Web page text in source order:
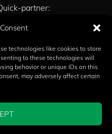
technologies like cookies to store
to these technologies will
behavior or unique IDs on this
may adversely affect certain
partner:
©Calvex A/S
Italiaans) Français(Frans)
(Portugees, Portugal